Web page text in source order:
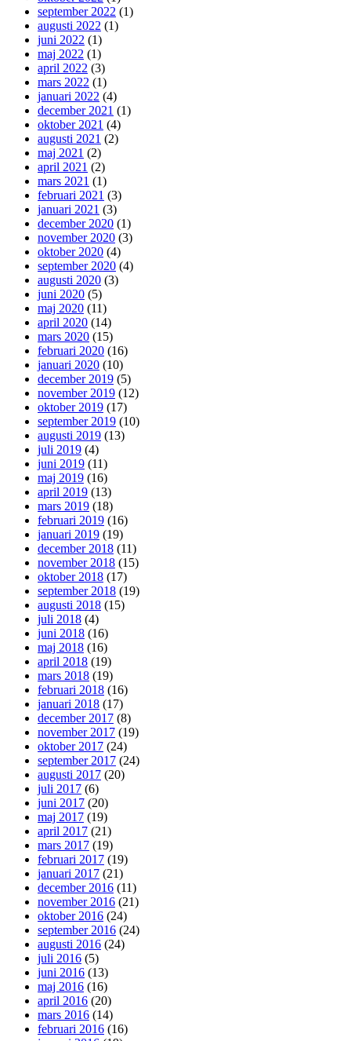
september 2022 (1)
augusti 2022 (1)
juni 2022 (1)
maj 2022 (1)
april 2022 (3)
mars 2022 (1)
januari 2022 (4)
december 2021 (1)
oktober 2021 (4)
augusti 2021 (2)
maj 2021 (2)
april 2021 (2)
mars 2021 (1)
februari 2021 (3)
januari 2021 (3)
december 2020 (1)
november 2020 (3)
oktober 2020 (4)
september 2020 (4)
augusti 2020 (3)
juni 2020 (5)
maj 2020 (11)
april 2020 (14)
mars 2020 (15)
februari 2020 (16)
januari 2020 (10)
december 2019 (5)
november 2019 (12)
oktober 2019 (17)
september 2019 (10)
augusti 2019 (13)
juli 2019 (4)
juni 2019 (11)
maj 2019 (16)
april 2019 (13)
mars 2019 (18)
februari 2019 (16)
januari 2019 (19)
december 2018 (11)
november 2018 (15)
oktober 2018 (17)
september 2018 (19)
augusti 2018 (15)
juli 2018 (4)
juni 2018 (16)
maj 2018 (16)
april 2018 (19)
mars 2018 (19)
februari 2018 (16)
januari 2018 (17)
december 2017 (8)
november 2017 (19)
oktober 2017 (24)
september 2017 (24)
augusti 2017 (20)
juli 2017 (6)
juni 2017 (20)
maj 2017 (19)
april 2017 (21)
mars 2017 (19)
februari 2017 (19)
januari 2017 (21)
december 2016 (11)
november 2016 (21)
oktober 2016 (24)
september 2016 (24)
augusti 2016 (24)
juli 2016 (5)
juni 2016 (13)
maj 2016 (16)
april 2016 (20)
mars 2016 (14)
februari 2016 (16)